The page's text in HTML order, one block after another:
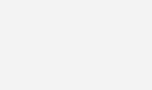
zur Verfügung, die über
Korrelations-IDs die End-
Services
machen. Dieser
vielen Open Source-